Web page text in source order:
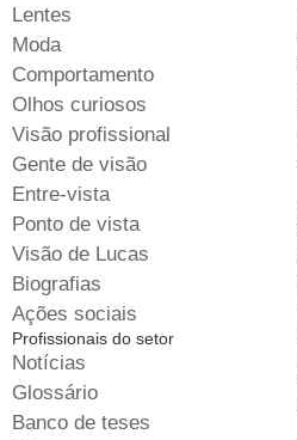
Lentes
Moda
Comportamento
Olhos curiosos
Visão profissional
Gente de visão
Entre-vista
Ponto de vista
Visão de Lucas
Biografias
Ações sociais
Profissionais do setor
Notícias
Glossário
Banco de teses